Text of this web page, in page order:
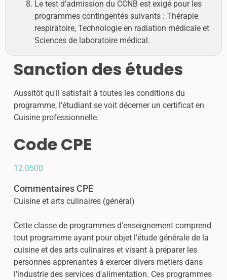
Le test d’admission du CCNB est exigé pour les
programmes contingentés suivants : Thérapie
respiratoire, Technologie en radiation médicale et
Sciences de laboratoire médical.
Sanction des études
Aussitôt qu'il satisfait à toutes les conditions du
programme, l'étudiant se voit décerner un certificat en
Cuisine professionnelle.
Code CPE
12.0500
Commentaires CPE
Cuisine et arts culinaires (général)
Cette classe de programmes d'enseignement comprend
tout programme ayant pour objet l'étude générale de la
cuisine et des arts culinaires et visant à préparer les
personnes apprenantes à exercer divers métiers dans
l'industrie des services d'alimentation. Ces programmes